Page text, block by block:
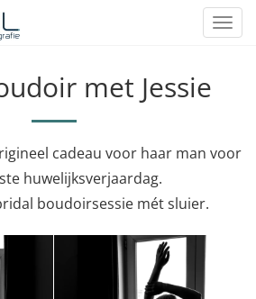
met Jessie
cadeau voor haar man voor
huwelijksverjaardag.
boudoirsessie mét sluier.